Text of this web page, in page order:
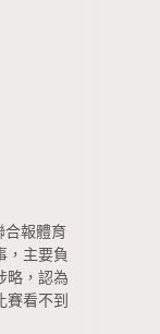
合報體育
，主要負
略，認為
賽看不到